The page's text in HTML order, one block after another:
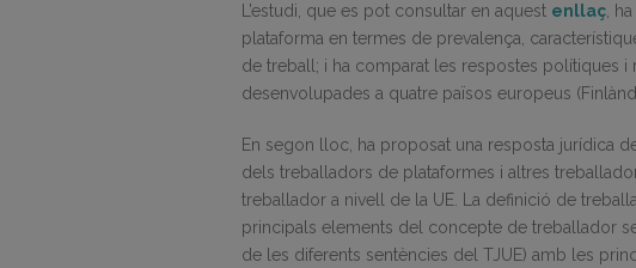
L’estudi, que es pot consultar en aquest enllaç ,
plataforma en termes de prevalença,
de treball; i ha comparat les respostes polítiques
desenvolupades a quatre països europeus
En segon lloc, ha proposat una resposta jurídica
dels treballadors de plataformes i altres
treballador a nivell de la UE. La definició de
principals elements del concepte de treballador
de les diferents sentències del TJUE) amb les